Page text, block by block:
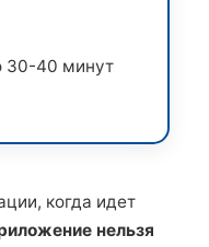
30-40 минут
когда идет
нельзя